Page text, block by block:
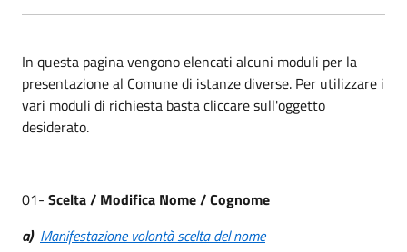
In questa pagina vengono elencati alcuni moduli per la
presentazione al Comune di istanze diverse. Per utilizzare i
vari moduli di richiesta basta cliccare sull'oggetto
desiderato.
01- Scelta / Modifica Nome / Cognome
a) Manifestazione volontà scelta del nome